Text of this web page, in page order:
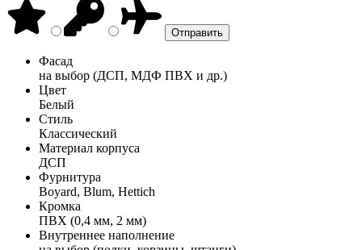
Фасад
на выбор (ДСП, МДФ ПВХ и др.)
Цвет
Белый
Стиль
Классический
Материал корпуса
ДСП
Фурнитура
Boyard, Blum, Hettich
Кромка
ПВХ (0,4 мм, 2 мм)
Внутреннее наполнение